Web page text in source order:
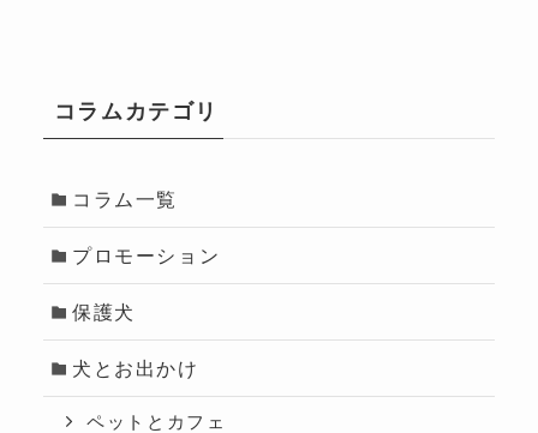
コラムカテゴリ
コラム一覧
プロモーション
保護犬
犬とお出かけ
ペットとカフェ